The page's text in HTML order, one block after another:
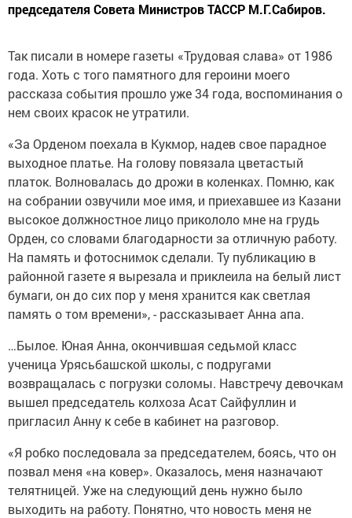
председателя Совета Министров ТАССР М.Г.Сабиров.
Так писали в номере газеты «Трудовая слава» от 1986
года. Хоть с того памятного для героини моего
рассказа события прошло уже 34 года, воспоминания о
нем своих красок не утратили.
«За Орденом поехала в Кукмор, надев свое парадное
выходное платье. На голову повязала цветастый
платок. Волновалась до дрожи в коленках. Помню, как
на собрании озвучили мое имя, и приехавшее из Казани
высокое должностное лицо прикололо мне на грудь
Орден, со словами благодарности за отличную работу.
На память и фотоснимок сделали. Ту публикацию в
районной газете я вырезала и приклеила на белый лист
бумаги, он до сих пор у меня хранится как светлая
память о том времени», - рассказывает Анна апа.
…Былое. Юная Анна, окончившая седьмой класс
ученица Урясьбашской школы, с подругами
возвращалась с погрузки соломы. Навстречу девочкам
вышел председатель колхоза Асат Сайфуллин и
пригласил Анну к себе в кабинет на разговор.
«Я робко последовала за председателем, боясь, что он
позвал меня «на ковер». Оказалось, меня назначают
телятницей. Уже на следующий день нужно было
выходить на работу. Понятно, что новость меня не